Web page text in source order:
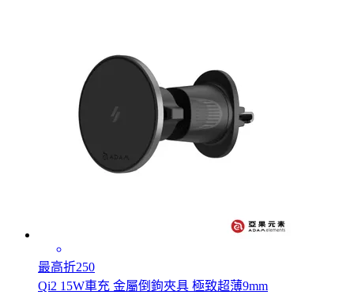
最高折250
Qi2 15W車充 金屬倒鉤夾具 極致超薄9mm